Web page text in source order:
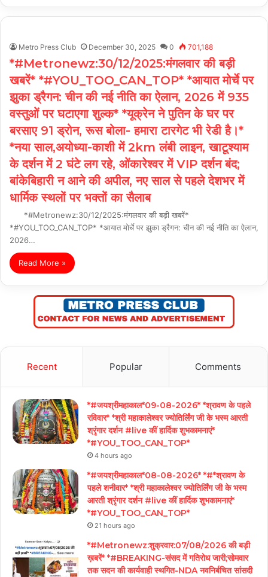
Metro Press Club December 30, 2025 0 701,188
*#Metronewz:30/12/2025:मंगलवार की बड़ी
खबरें* *#YOU_TOO_CAN_TOP* *आयात मोर्चे पर
झुका ड्रैगन: चीन की नई नीति का ऐलान, 2026 में 935
वस्तुओं पर घटाएगा शुल्क* *यूक्रेन ने पुतिन के घर पर
बरसाए 91 ड्रोन, रूस बोला- हमारा टारगेट भी रेडी है।*
*नया साल,अयोध्या-काशी में 2km लंबी लाइन, खाटूश्याम
के दर्शन में 2 घंटे लग रहे, ओंकारेश्वर में VIP दर्शन बंद;
बांकेबिहारी न आने की अपील, नए साल से पहले देशभर में
धार्मिक स्थलों पर भक्तों का सैलाब
*#Metronewz:30/12/2025:मंगलवार की बड़ी खबरें*
*#YOU_TOO_CAN_TOP* *आयात मोर्चे पर झुका ड्रैगन: चीन की नई नीति का ऐलान,
2026…
Read More »
Recent Popular Comments
*#जयश्रीमहाकाल*09-08-2026* *श्रावण के पहले
रविवार* *श्री महाकालेश्वर ज्योतिर्लिंग जी के भस्म आरती
श्रृंगार दर्शन #live कीं हार्दिक शुभकामनाएं*
*#YOU_TOO_CAN_TOP*
4 hours ago
*#जयश्रीमहाकाल*08-08-2026* *#*श्रावण के
पहले शनीवार* *श्री महाकालेश्वर ज्योतिर्लिंग जी के भस्म
आरती श्रृंगार दर्शन #live कीं हार्दिक शुभकामनाएं*
*#YOU_TOO_CAN_TOP*
21 hours ago
*#Metronewz:शुक्रवार:07/08/2026 की बड़ी
ख़बरें* *#BREAKING-संसद में गतिरोध जारी;सोमवार
तक सदन की कार्यवाही स्थगित-NDA नवनिर्बचित सांसदी